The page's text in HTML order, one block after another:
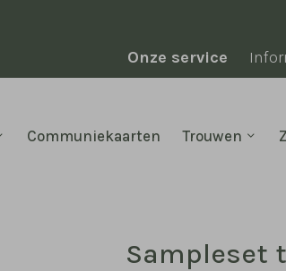
Onze service
Communiekaarten Trouwen
Sampleset